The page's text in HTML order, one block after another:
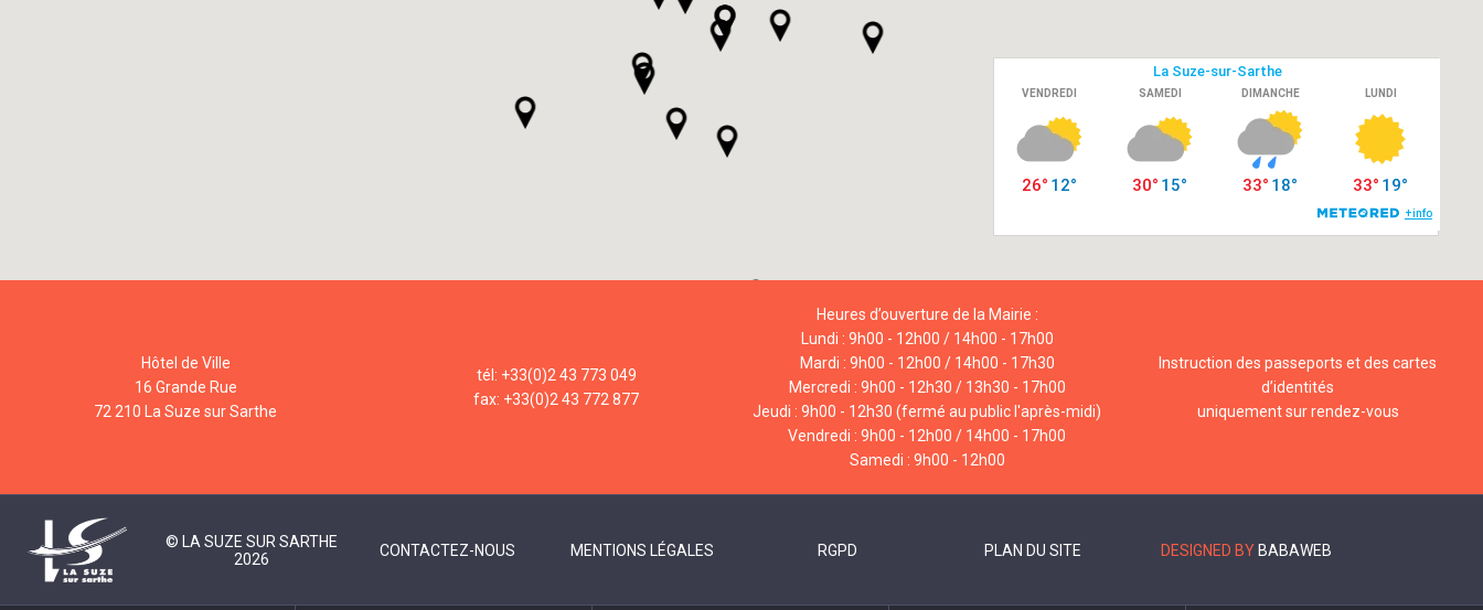
Hôtel de Ville
16 Grande Rue
72 210 La Suze sur Sarthe
tél: +33(0)2 43 773 049
fax: +33(0)2 43 772 877
Heures d’ouverture de la Mairie :
Lundi : 9h00 - 12h00 / 14h00 - 17h00
Mardi : 9h00 - 12h00 / 14h00 - 17h30
Mercredi : 9h00 - 12h30 / 13h30 - 17h00
Jeudi : 9h00 - 12h30 (fermé au public l'après-midi)
Vendredi : 9h00 - 12h00 / 14h00 - 17h00
Samedi : 9h00 - 12h00
Instruction des passeports et des cartes
d’identités
uniquement sur rendez-vous
© LA SUZE SUR SARTHE
2026
CONTACTEZ-NOUS MENTIONS LÉGALES RGPD PLAN DU SITE DESIGNED BY BABAWEB